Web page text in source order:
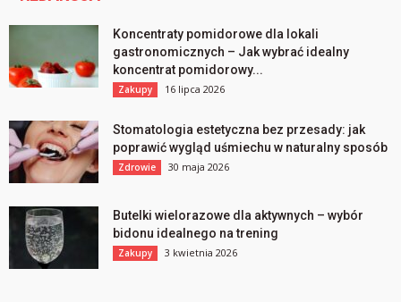
Koncentraty pomidorowe dla lokali
gastronomicznych – Jak wybrać idealny
koncentrat pomidorowy...
Zakupy 16 lipca 2026
Stomatologia estetyczna bez przesady: jak
poprawić wygląd uśmiechu w naturalny sposób
Zdrowie 30 maja 2026
Butelki wielorazowe dla aktywnych – wybór
bidonu idealnego na trening
Zakupy 3 kwietnia 2026